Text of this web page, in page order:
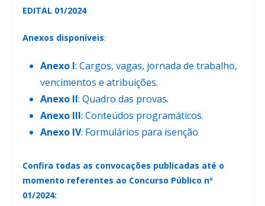
EDITAL 01/2024
Anexos disponíveis:
Anexo I: Cargos, vagas, jornada de trabalho,
vencimentos e atribuições.
Anexo II: Quadro das provas.
Anexo III: Conteúdos programáticos.
Anexo IV: Formulários para isenção​
Confira todas as convocações publicadas até o
momento referentes ao Concurso Público nº
01/2024: